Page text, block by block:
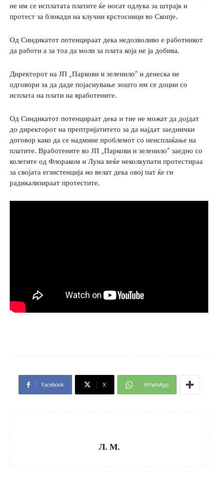
не им се исплатата платите ќе носат одлука за штрајк и
протест за блокади на клучни крстосници во Скопје.
Од Синдикатот потенцираат дека недозволиво е работникот
да работи а за тоа да моли за плата која не ја добива.
Директорот на ЈП „Паркови и зеленило“ и денеска не
одговори за да даде појаснување зошто им се доцни со
исплата на плати на вработените.
Од Синдикатот потенцираат дека и тие не можат да дојдат
до директорот на прептријатитето за да најдат заеднички
договор како да се надмине проблемот со неисплаќање на
платите. Вработените во ЈП „Паркови и зеленило“ заедно со
колегите од Флораком и Луна веќе неколкупати протестираа
за својата егзистенција но велат дека овој пат ќе ги
радикализираат протестите.
Facebook X WhatsApp
Л. М.